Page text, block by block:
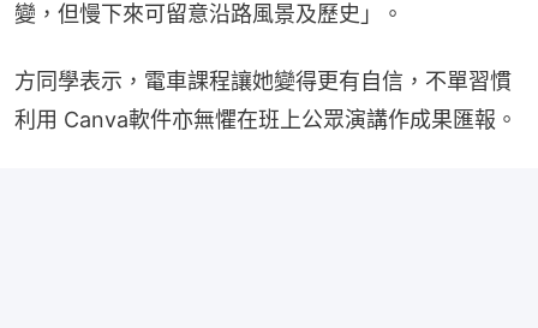
變，但慢下來可留意沿路風景及歷史」。
方同學表示，電車課程讓她變得更有自信，不單習慣
利用 Canva軟件亦無懼在班上公眾演講作成果匯報。